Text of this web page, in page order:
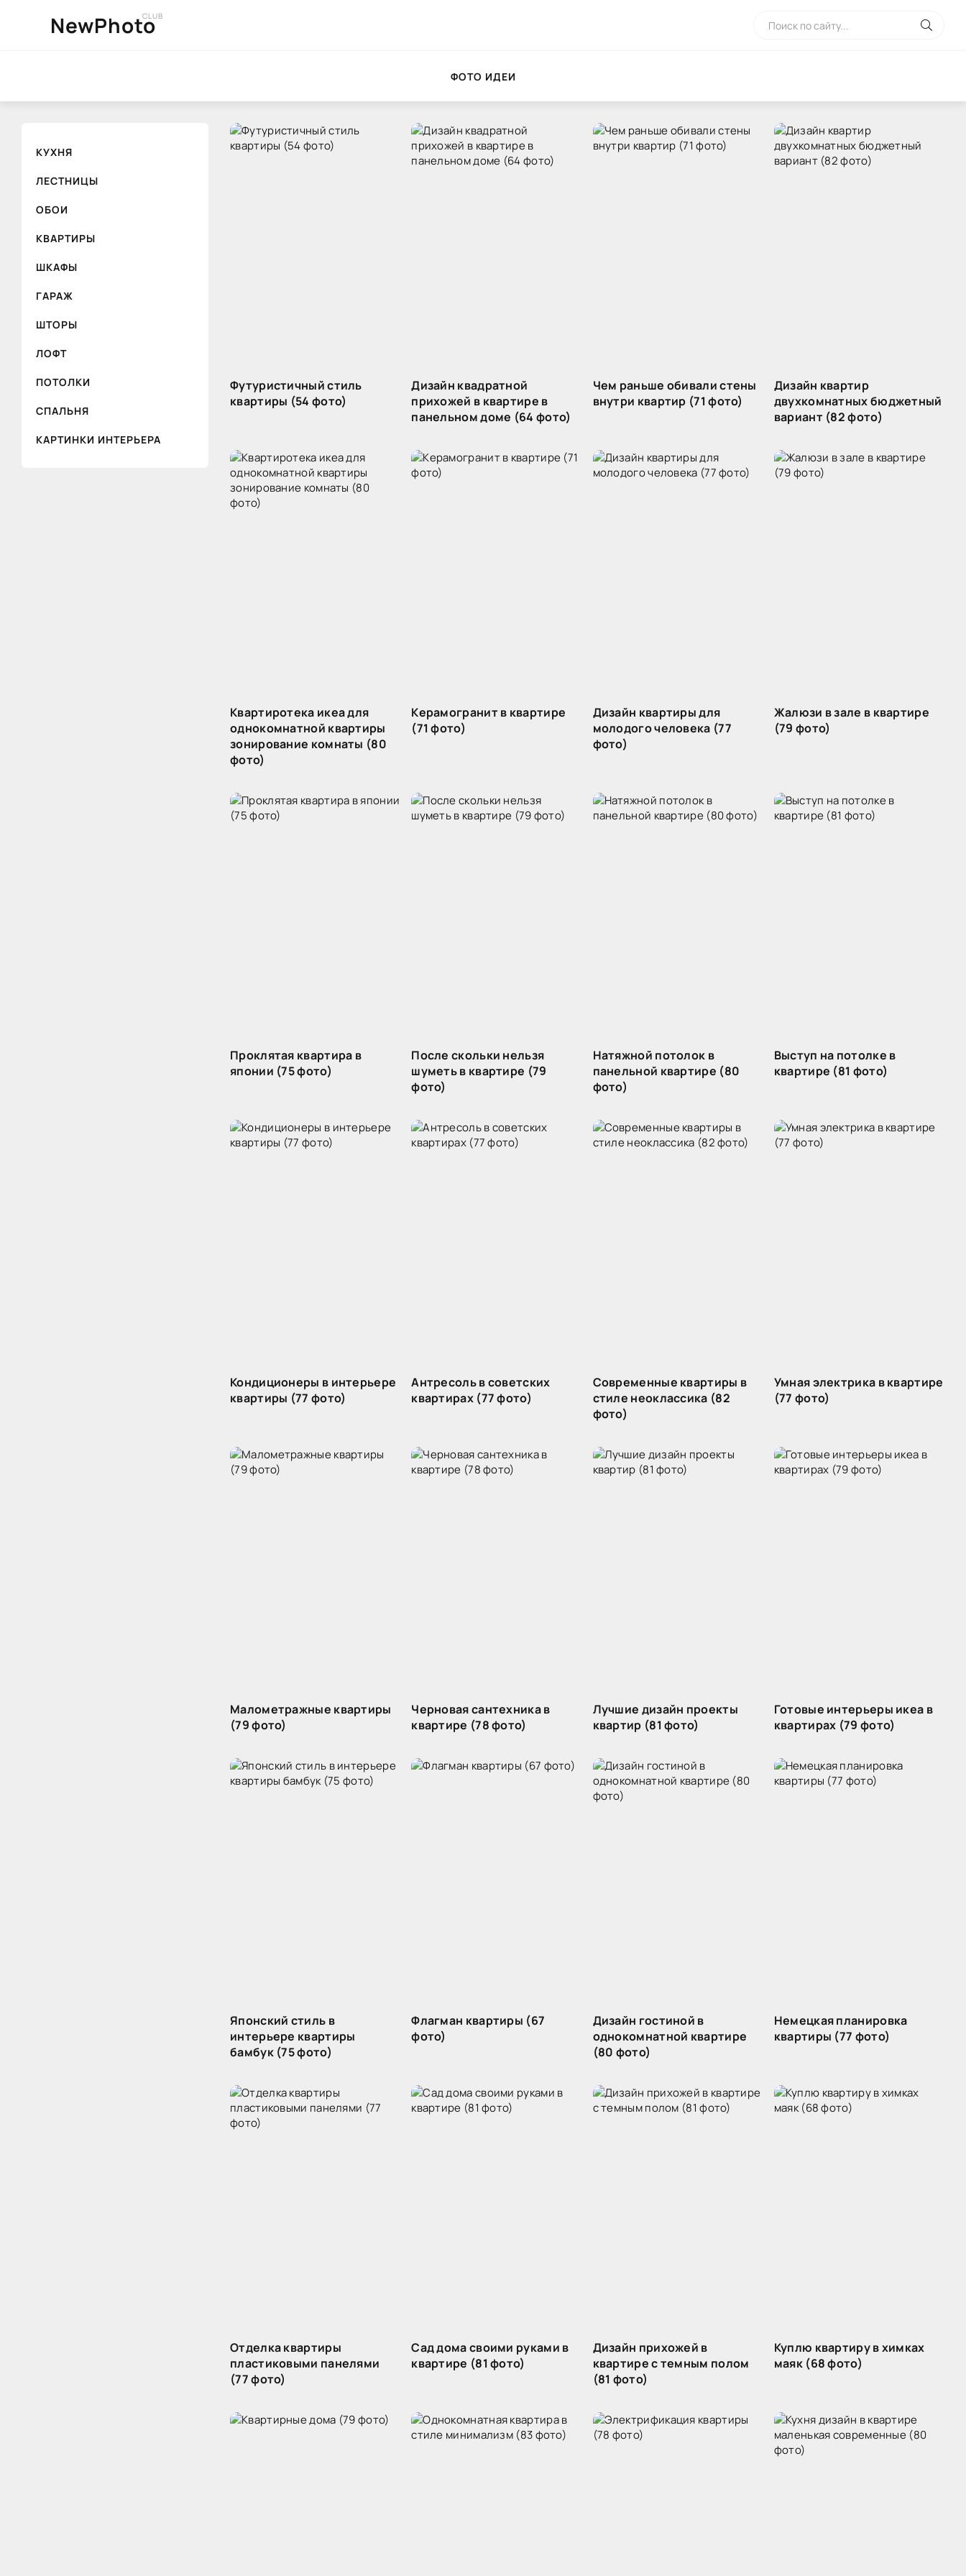
NewPhoto
CLUB
ФОТО ИДЕИ
КУХНЯ
ЛЕСТНИЦЫ
ОБОИ
КВАРТИРЫ
ШКАФЫ
ГАРАЖ
ШТОРЫ
ЛОФТ
ПОТОЛКИ
СПАЛЬНЯ
КАРТИНКИ ИНТЕРЬЕРА
Футуристичный стиль
квартиры (54 фото)
Дизайн квадратной
прихожей в квартире в
панельном доме (64 фото)
Чем раньше обивали стены
внутри квартир (71 фото)
Дизайн квартир
двухкомнатных бюджетный
вариант (82 фото)
Квартиротека икеа для
однокомнатной квартиры
зонирование комнаты (80
фото)
Керамогранит в квартире
(71 фото)
Дизайн квартиры для
молодого человека (77
фото)
Жалюзи в зале в квартире
(79 фото)
Проклятая квартира в
японии (75 фото)
После скольки нельзя
шуметь в квартире (79
фото)
Натяжной потолок в
панельной квартире (80
фото)
Выступ на потолке в
квартире (81 фото)
Кондиционеры в интерьере
квартиры (77 фото)
Антресоль в советских
квартирах (77 фото)
Современные квартиры в
стиле неоклассика (82
фото)
Умная электрика в квартире
(77 фото)
Малометражные квартиры
(79 фото)
Черновая сантехника в
квартире (78 фото)
Лучшие дизайн проекты
квартир (81 фото)
Готовые интерьеры икеа в
квартирах (79 фото)
Японский стиль в
интерьере квартиры
бамбук (75 фото)
Флагман квартиры (67
фото)
Дизайн гостиной в
однокомнатной квартире
(80 фото)
Немецкая планировка
квартиры (77 фото)
Отделка квартиры
пластиковыми панелями
(77 фото)
Сад дома своими руками в
квартире (81 фото)
Дизайн прихожей в
квартире с темным полом
(81 фото)
Куплю квартиру в химках
маяк (68 фото)